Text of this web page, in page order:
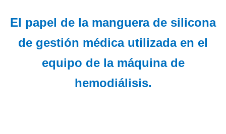
El papel de la manguera de silicona
de gestión médica utilizada en el
equipo de la máquina de
hemodiálisis.